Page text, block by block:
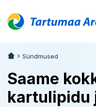
Sündmused
Saame
kartulipidu